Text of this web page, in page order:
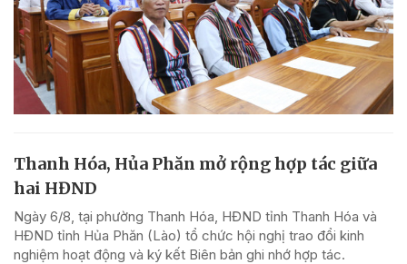
Thanh Hóa, Hủa Phăn mở rộng hợp tác giữa
hai HĐND
Ngày 6/8, tại phường Thanh Hóa, HĐND tỉnh Thanh Hóa và
HĐND tỉnh Hủa Phăn (Lào) tổ chức hội nghị trao đổi kinh
nghiệm hoạt động và ký kết Biên bản ghi nhớ hợp tác.